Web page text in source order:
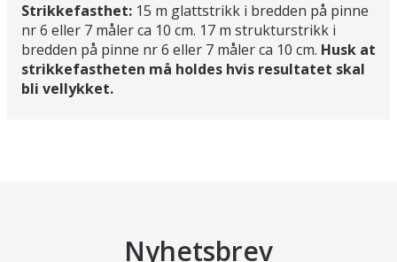
Strikkefasthet: 15 m glattstrikk i bredden på pinne
nr 6 eller 7 måler ca 10 cm. 17 m strukturstrikk i
bredden på pinne nr 6 eller 7 måler ca 10 cm. Husk at
strikkefastheten må holdes hvis resultatet skal
bli vellykket.
Nyhetsbrev